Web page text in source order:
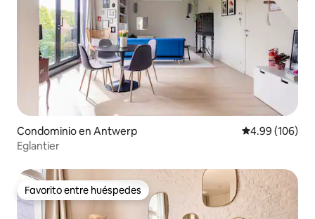
Condominio en Antwerp Calificación
4.99 (106)
Eglantier
Favorito entre huéspedes
Favorito entre huéspedes